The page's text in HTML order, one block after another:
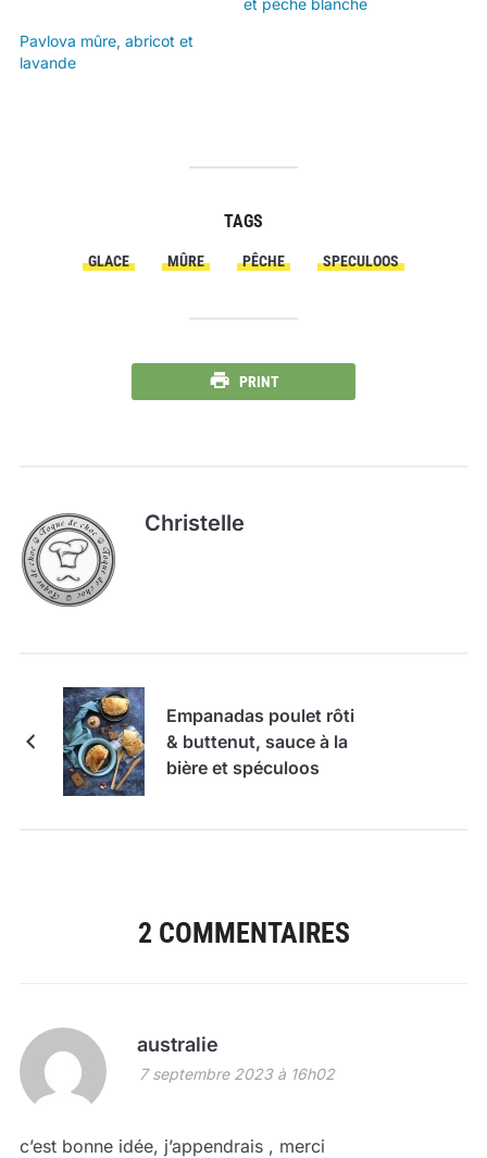
et pêche blanche
Pavlova mûre, abricot et
lavande
TAGS
GLACE MÛRE PÊCHE SPECULOOS
PRINT
Christelle
Empanadas poulet rôti
& buttenut, sauce à la
bière et spéculoos
2 COMMENTAIRES
australie
7 septembre 2023 à 16h02
c’est bonne idée, j’appendrais , merci